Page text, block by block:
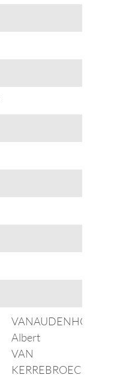
VANAUDENHOVE
Albert
VAN
KERREBROECK